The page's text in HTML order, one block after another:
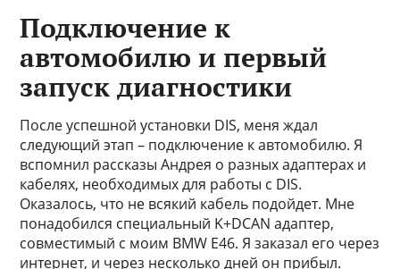
Подключение к
автомобилю и первый
запуск диагностики
После успешной установки DIS, меня ждал
следующий этап – подключение к автомобилю. Я
вспомнил рассказы Андрея о разных адаптерах и
кабелях, необходимых для работы с DIS.
Оказалось, что не всякий кабель подойдет. Мне
понадобился специальный K+DCAN адаптер,
совместимый с моим BMW E46. Я заказал его через
интернет, и через несколько дней он прибыл.